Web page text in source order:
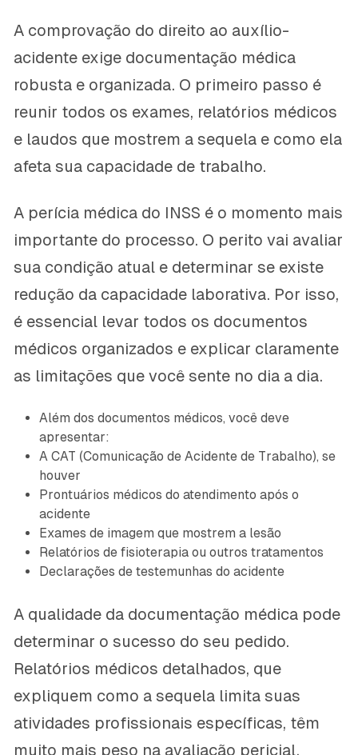
A comprovação do direito ao auxílio-
acidente exige documentação médica
robusta e organizada. O primeiro passo é
reunir todos os exames, relatórios médicos
e laudos que mostrem a sequela e como ela
afeta sua capacidade de trabalho.
A perícia médica do INSS é o momento mais
importante do processo. O perito vai avaliar
sua condição atual e determinar se existe
redução da capacidade laborativa. Por isso,
é essencial levar todos os documentos
médicos organizados e explicar claramente
as limitações que você sente no dia a dia.
Além dos documentos médicos, você deve
apresentar:
A CAT (Comunicação de Acidente de Trabalho), se
houver
Prontuários médicos do atendimento após o
acidente
Exames de imagem que mostrem a lesão
Relatórios de fisioterapia ou outros tratamentos
Declarações de testemunhas do acidente
A qualidade da documentação médica pode
determinar o sucesso do seu pedido.
Relatórios médicos detalhados, que
expliquem como a sequela limita suas
atividades profissionais específicas, têm
muito mais peso na avaliação pericial.